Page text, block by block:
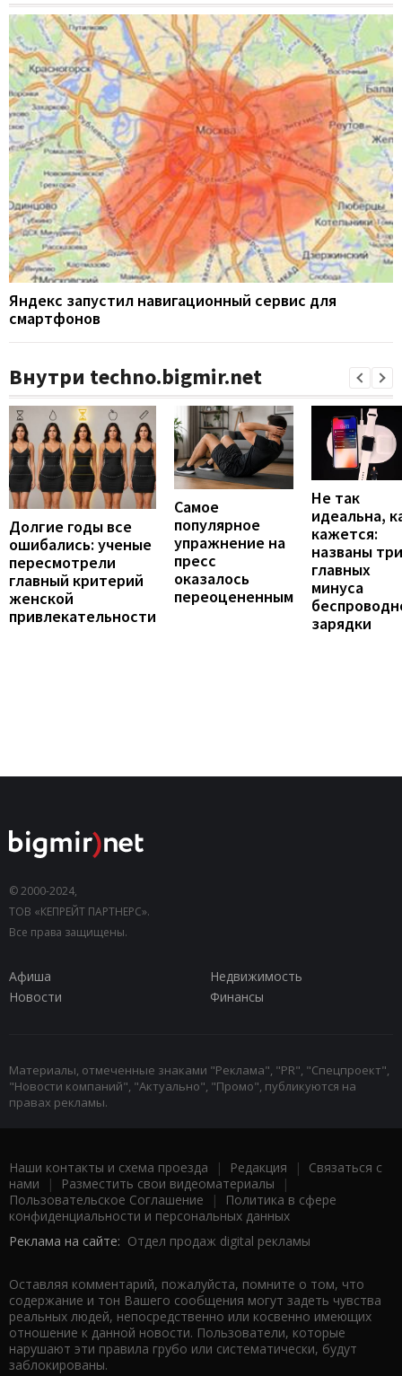
Яндекс запустил навигационный сервис для
смартфонов
Внутри techno.bigmir.net
Долгие годы все
ошибались: ученые
пересмотрели
главный критерий
женской
привлекательности
Самое
популярное
упражнение на
пресс
оказалось
переоцененным
Не так
идеальна,
кажется:
названы три
главных
минуса
зарядки
© 2000-2024,
ТОВ «КЕПРЕЙТ ПАРТНЕРС».
Все права защищены.
Афиша
Недвижимость
Новости
Финансы
Материалы, отмеченные знаками "Реклама", "PR", "Спецпроект",
"Новости компаний", "Актуально", "Промо", публикуются на
правах рекламы.
Наши контакты и схема проезда | Редакция | Связаться с
нами | Разместить свои видеоматериалы |
Пользовательское Соглашение |
Политика в сфере
конфиденциальности и персональных данных
Реклама на сайте: Отдел продаж digital рекламы
Оставляя комментарий, пожалуйста, помните о том, что
содержание и тон Вашего сообщения могут задеть чувства
реальных людей, непосредственно или косвенно имеющих
отношение к данной новости. Пользователи, которые
нарушают эти правила грубо или систематически, будут
заблокированы.